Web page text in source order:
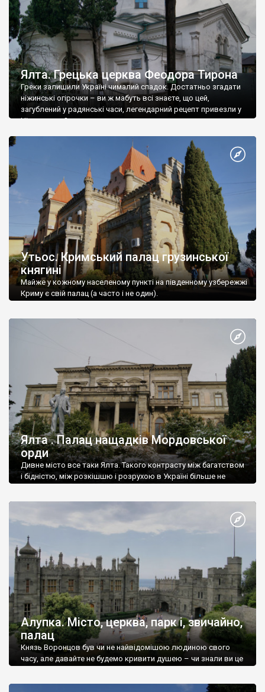
Ялта. Грецька церква Феодора Тирона
Греки залишили Україні чималий спадок. Достатньо згадати
ніжинські огірочки – ви ж мабуть всі знаєте, що цей,
загублений у радянські часи, легендарний рецепт привезли у
Ніжин греки?
Утьос. Кримський палац грузинської
княгині
Майже у кожному населеному пункті на південному узбережжі
Криму є свій палац (а часто і не один).
Ялта . Палац нащадків Мордовської
орди
Дивне місто все таки Ялта. Такого контрасту між багатством
і бідністю, між розкішшю і розрухою в Україні більше не
Алупка. Місто, церква, парк і, звичайно,
палац
Князь Воронцов був чи не найвідомішою людиною свого
часу, але давайте не будемо кривити душею – чи знали ви це